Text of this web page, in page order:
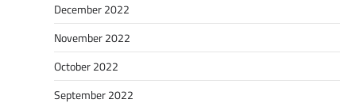
December 2022
November 2022
October 2022
September 2022